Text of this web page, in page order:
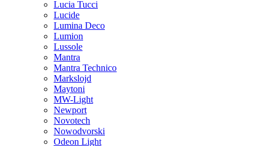
Lucia Tucci
Lucide
Lumina Deco
Lumion
Lussole
Mantra
Mantra Technico
Markslojd
Maytoni
MW-Light
Newport
Novotech
Nowodvorski
Odeon Light